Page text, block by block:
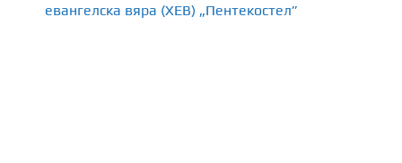
евангелска вяра (ХЕВ) „Пентекостел”